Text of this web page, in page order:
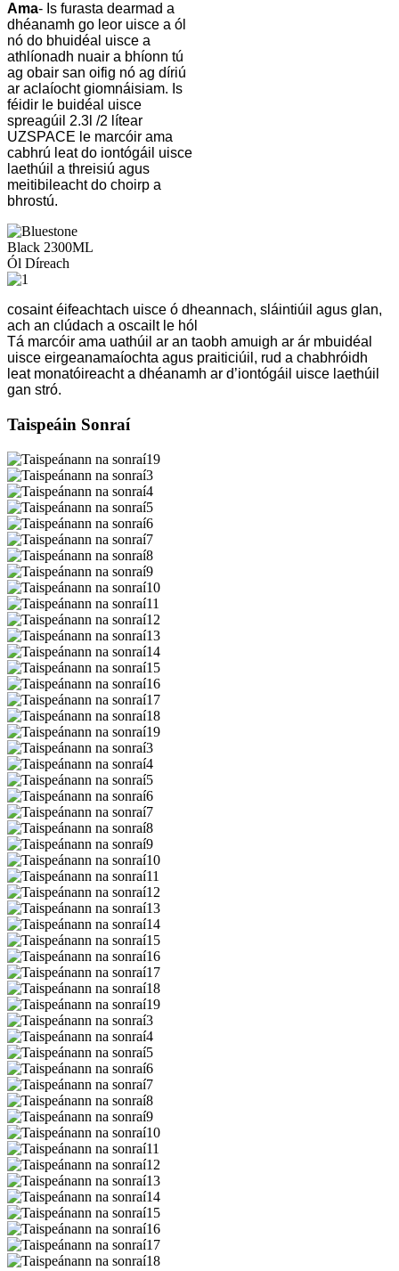
Ama- Is furasta dearmad a
dhéanamh go leor uisce a ól
nó do bhuidéal uisce a
athlíonadh nuair a bhíonn tú
ag obair san oifig nó ag díriú
ar aclaíocht giomnáisiam. Is
féidir le buidéal uisce
spreagúil 2.3l /2 lítear
UZSPACE le marcóir ama
cabhrú leat do iontógáil uisce
laethúil a threisiú agus
meitibileacht do choirp a
bhrostú.
cosaint éifeachtach uisce ó dheannach, sláintiúil agus glan,
ach an clúdach a oscailt le hól
Tá marcóir ama uathúil ar an taobh amuigh ar ár mbuidéal
uisce eirgeanamaíochta agus praiticiúil, rud a chabhróidh
leat monatóireacht a dhéanamh ar d’iontógáil uisce laethúil
gan stró.
Taispeáin Sonraí